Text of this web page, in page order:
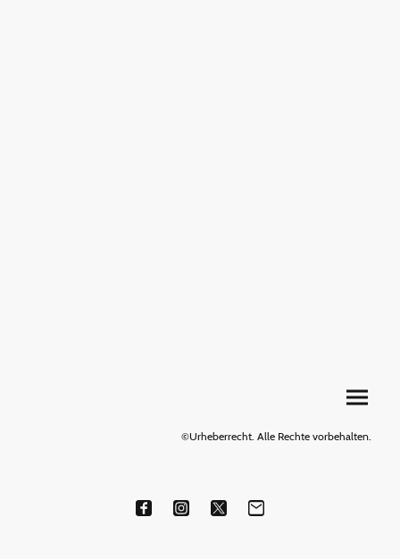
©Urheberrecht. Alle Rechte vorbehalten.